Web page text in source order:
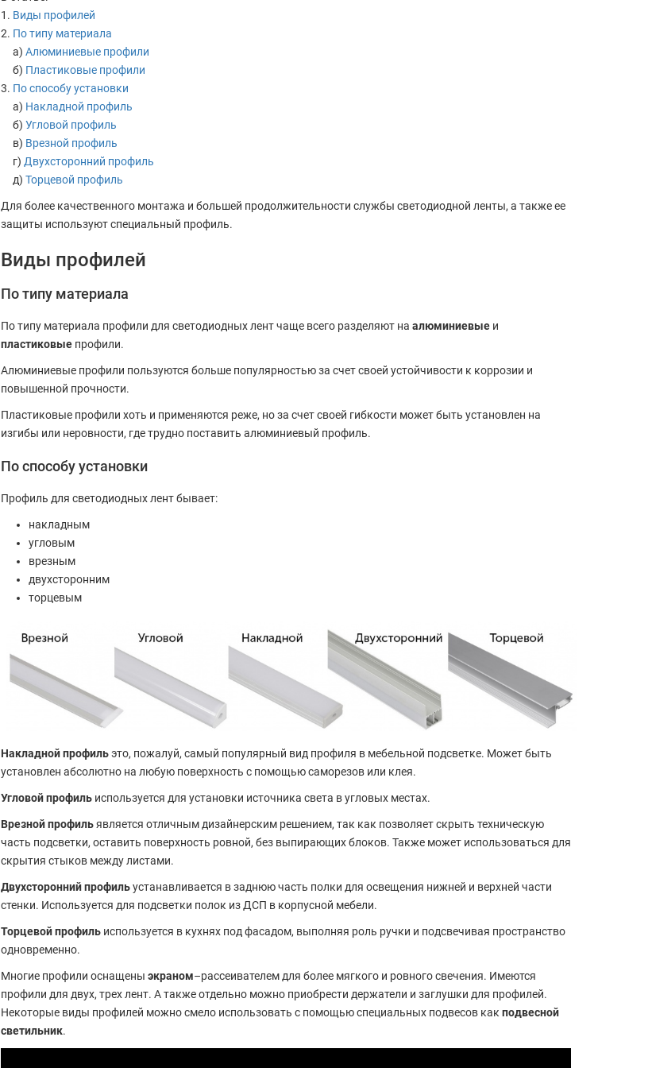
Виды профилей
По типу материала
а) Алюминиевые профили
б) Пластиковые профили
По способу установки
а) Накладной профиль
б) Угловой профиль
в) Врезной профиль
г) Двухсторонний профиль
д) Торцевой профиль
Для более качественного монтажа и большей продолжительности службы светодиодной ленты, а также ее
защиты используют специальный профиль.
Виды профилей
По типу материала
По типу материала профили для светодиодных лент чаще всего разделяют на алюминиевыеи
пластиковыепрофили.
Алюминиевые профили пользуются больше популярностью за счет своей устойчивости к коррозии и
повышенной прочности.
Пластиковые профили хоть и применяются реже, но за счет своей гибкости может быть установлен на
изгибы или неровности, где трудно поставить алюминиевый профиль.
По способу установки
Профиль для светодиодных лент бывает:
накладным
угловым
врезным
двухсторонним
торцевым
Накладной профильэто, пожалуй, самый популярный вид профиля в мебельной подсветке. Может быть
установлен абсолютно на любую поверхность с помощью саморезов или клея.
Угловой профильиспользуется для установки источника света в угловых местах.
Врезной профильявляется отличным дизайнерским решением, так как позволяет скрыть техническую
часть подсветки, оставить поверхность ровной, без выпирающих блоков. Также может использоваться для
скрытия стыков между листами.
Двухсторонний профильустанавливается в заднюю часть полки для освещения нижней и верхней части
стенки. Используется для подсветки полок из ДСП в корпусной мебели.
Торцевой профильиспользуется в кухнях под фасадом, выполняя роль ручки и подсвечивая пространство
одновременно.
Многие профили оснащены экраном–рассеивателем для более мягкого и ровного свечения. Имеются
профили для двух, трех лент. А также отдельно можно приобрести держатели и заглушки для профилей.
Некоторые виды профилей можно смело использовать с помощью специальных подвесов как подвесной
светильник.